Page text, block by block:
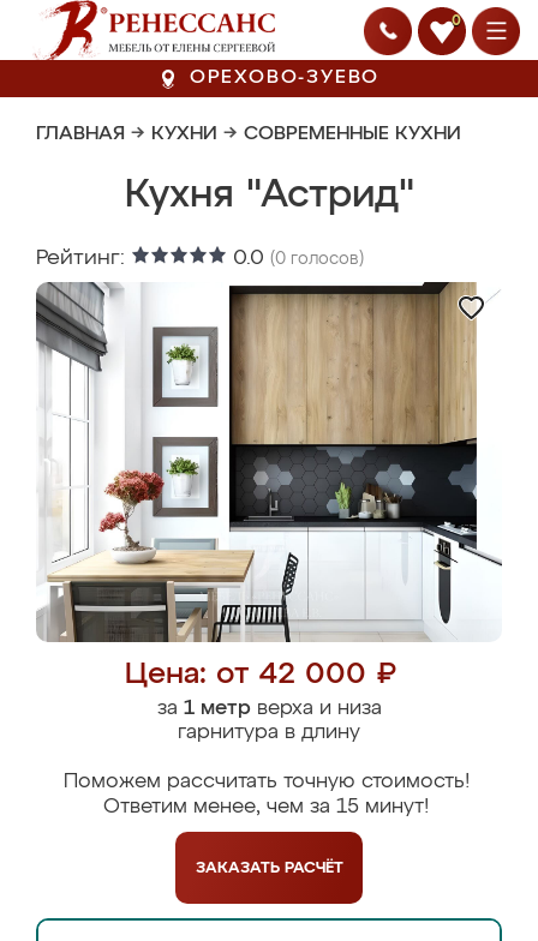
0
ОРЕХОВО-ЗУЕВО
ГЛАВНАЯ → КУХНИ → СОВРЕМЕННЫЕ КУХНИ
Кухня "Астрид"
Рейтинг: 0.0 (0 голосов)
Цена: от 42 000 ₽
за 1 метрверха и низа
гарнитура в длину
Поможем рассчитать точную стоимость!
Ответим менее, чем за 15 минут!
ЗАКАЗАТЬ РАСЧЁТ